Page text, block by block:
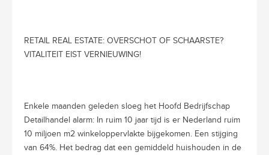
RETAIL REAL ESTATE: OVERSCHOT OF SCHAARSTE?
VITALITEIT EIST VERNIEUWING!
Enkele maanden geleden sloeg het Hoofd Bedrijfschap
Detailhandel alarm: In ruim 10 jaar tijd is er Nederland ruim
10 miljoen m2 winkeloppervlakte bijgekomen. Een stijging
van 64%. Het bedrag dat een gemiddeld huishouden in de